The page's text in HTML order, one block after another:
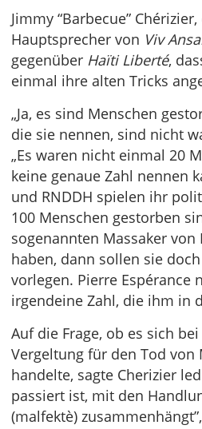
Jimmy “Barbecue”
Hauptsprecher von Viv
gegenüber Haïti Liberté,
einmal ihre alten Tricks
„Ja, es sind Menschen
die sie nennen, sind nicht
„Es waren nicht einmal 20
keine genaue Zahl nennen
und RNDDH spielen ihr
100 Menschen gestorben
sogenannten Massaker von
haben, dann sollen sie
vorlegen. Pierre Espérance
irgendeine Zahl, die ihm in
Auf die Frage, ob es sich
Vergeltung für den Tod von
handelte, sagte Cherizier
passiert ist, mit den
(malfektè)